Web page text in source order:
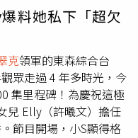
Mendias）向《美聯
聲槍響，情況相當驚
悲痛，並呼籲外界為受
報導指出，這並非米德
，當地曾發生一起隨機
員工持槍駕車在米德蘭
7人死亡、逾20人受
料她私下「超欠
克領軍的東森綜合台
眾走過 4 年多時光，今
集里程碑！為慶祝這極
兒 Elly（許曦文）擔任
節目開場，小S顯得格